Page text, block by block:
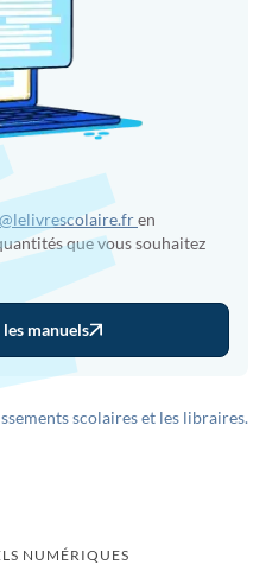
en
que vous souhaitez
manuels
scolaires et les libraires.
NUMÉRIQUES